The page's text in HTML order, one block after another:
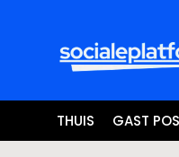
THUIS GAST